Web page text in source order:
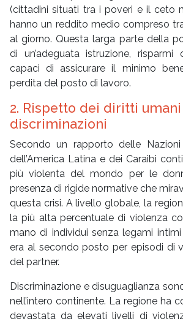
(cittadini situati tra i poveri e il ceto
hanno un reddito medio compreso
al giorno. Questa larga parte della
di un’adeguata istruzione,
capaci di assicurare il minimo
perdita del posto di lavoro.
2. Rispetto dei diritti umani
discriminazioni
Secondo un rapporto delle
dell’America Latina e dei Caraibi
più violenta del mondo per le
presenza di rigide normative che
questa crisi. A livello globale, la
la più alta percentuale di violenza
mano di individui senza legami
era al secondo posto per episodi di
del partner.
Discriminazione e disuguaglianza
nell’intero continente. La regione ha
devastata da elevati livelli di